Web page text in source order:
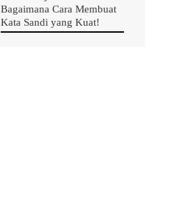
Bagaimana Cara Membuat
Kata Sandi yang Kuat!